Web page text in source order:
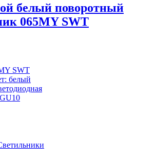
белый поворотный
065MY SWT
SWT
белый